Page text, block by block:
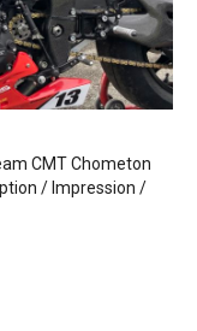
CMT Chometon
/ Impression /